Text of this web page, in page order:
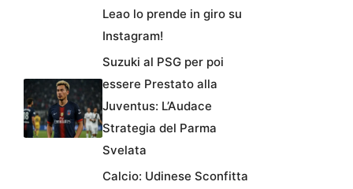
Leao lo prende in giro su
Instagram!
Suzuki al PSG per poi
essere Prestato alla
Juventus: L’Audace
Strategia del Parma
Svelata
Calcio: Udinese Sconfitta